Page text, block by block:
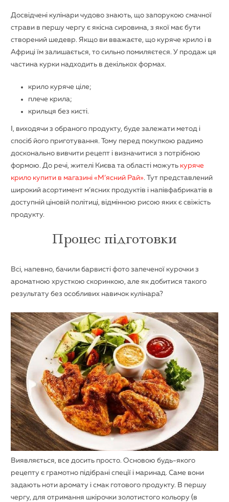
Досвідчені кулінари чудово знають, що запорукою смачної
страви в першу чергу є якісна сировина, з якої має бути
створений шедевр. Якщо ви вважаєте, що куряче крило і в
Африці їм залишається, то сильно помиляєтеся. У продаж ця
частина курки надходить в декількох формах.
крило куряче ціле;
плече крила;
крильця без кисті.
І, виходячи з обраного продукту, буде залежати метод і
спосіб його приготування. Тому перед покупкою радимо
досконально вивчити рецепт і визначитися з потрібною
формою. До речі, жителі Києва та області можуть куряче
крило купити в магазині «М’ясний Рай». Тут представлений
широкий асортимент м’ясних продуктів і напівфабрикатів в
доступній ціновій політиці, відмінною рисою яких є свіжість
продукту.
Процес підготовки
Всі, напевно, бачили барвисті фото запеченої курочки з
ароматною хрусткою скоринкою, але як добитися такого
результату без особливих навичок кулінара?
Виявляється, все досить просто. Основою будь-якого
рецепту є грамотно підібрані спеції і маринад. Саме вони
задають ноти аромату і смак готового продукту. В першу
чергу, для отримання шкірочки золотистого кольору (в